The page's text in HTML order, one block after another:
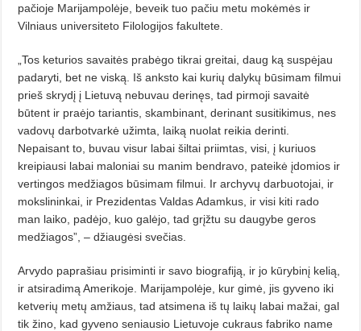
pačioje Marijampolėje, beveik tuo pačiu metu mokėmės ir
Vilniaus universiteto Filologijos fakultete.
„Tos keturios savaitės prabėgo tikrai greitai, daug ką suspėjau
padaryti, bet ne viską. Iš anksto kai kurių dalykų būsimam filmui
prieš skrydį į Lietuvą nebuvau derinęs, tad pirmoji savaitė
būtent ir praėjo tariantis, skambinant, derinant susitikimus, nes
vadovų darbotvarkė užimta, laiką nuolat reikia derinti.
Nepaisant to, buvau visur labai šiltai priimtas, visi, į kuriuos
kreipiausi labai maloniai su manim bendravo, pateikė įdomios ir
vertingos medžiagos būsimam filmui. Ir archyvų darbuotojai, ir
mokslininkai, ir Prezidentas Valdas Adamkus, ir visi kiti rado
man laiko, padėjo, kuo galėjo, tad grįžtu su daugybe geros
medžiagos”, – džiaugėsi svečias.
Arvydo paprašiau prisiminti ir savo biografiją, ir jo kūrybinį kelią,
ir atsiradimą Amerikoje. Marijampolėje, kur gimė, jis gyveno iki
ketverių metų amžiaus, tad atsimena iš tų laikų labai mažai, gal
tik žino, kad gyveno seniausio Lietuvoje cukraus fabriko name